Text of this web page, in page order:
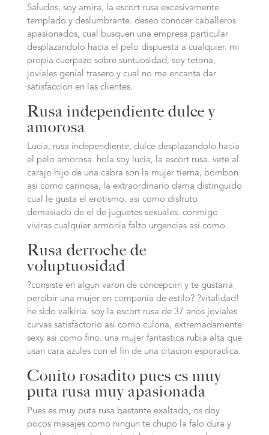
Saludos, soy amira, la escort rusa excesivamente
templado y deslumbrante. deseo conocer caballeros
apasionados, cual busquen una empresa particular
desplazandolo hacia el pelo dispuesta a cualquier. mi
propia cuerpazo sobre suntuosidad, soy tetona,
joviales genial trasero y cual no me encanta dar
satisfaccion en las clientes.
Rusa independiente dulce y
amorosa
Lucia, rusa independiente, dulce desplazandolo hacia
el pelo amorosa. hola soy lucia, la escort rusa. vete al
carajo hijo de una cabra son la mujer tierna, bombon
asi­ como carinosa, la extraordinario dama distinguido
cual le gusta el erotismo. asi­ como disfruto
demasiado de el de juguetes sexuales. conmigo
viviras cualquier armonia falto urgencias asi­ como.
Rusa derroche de
voluptuosidad
?consiste en algun varon de concepciin y te gustaria
percibir una mujer en compania de estilo? ?vitalidad!
he sido valkiria. soy la escort rusa de 37 anos joviales
curvas satisfactorio asi­ como culona, extremadamente
sexy asi­ como fino. una mujer fantastica rubia alta que
usan cara azules con el fin de una citacion esporadica.
Conito rosadito pues es muy
puta rusa muy apasionada
Pues es muy puta rusa bastante exaltado, os doy
pocos masajes como ningun te chupo la falo dura y